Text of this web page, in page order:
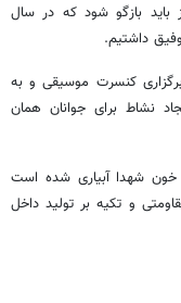
بازگو شود که در سال
داشتیم.
کنسرت موسیقی و به
نشاط برای جوانان همان
خون شهدا آبیاری شده است
و تکیه بر تولید داخل